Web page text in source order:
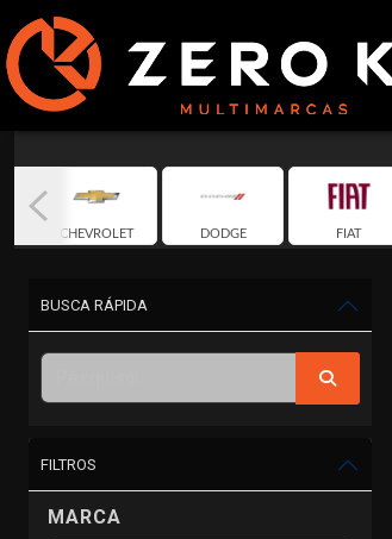
CHEVROLET DODGE FIAT
BUSCA RÁPIDA
FILTROS
MARCA